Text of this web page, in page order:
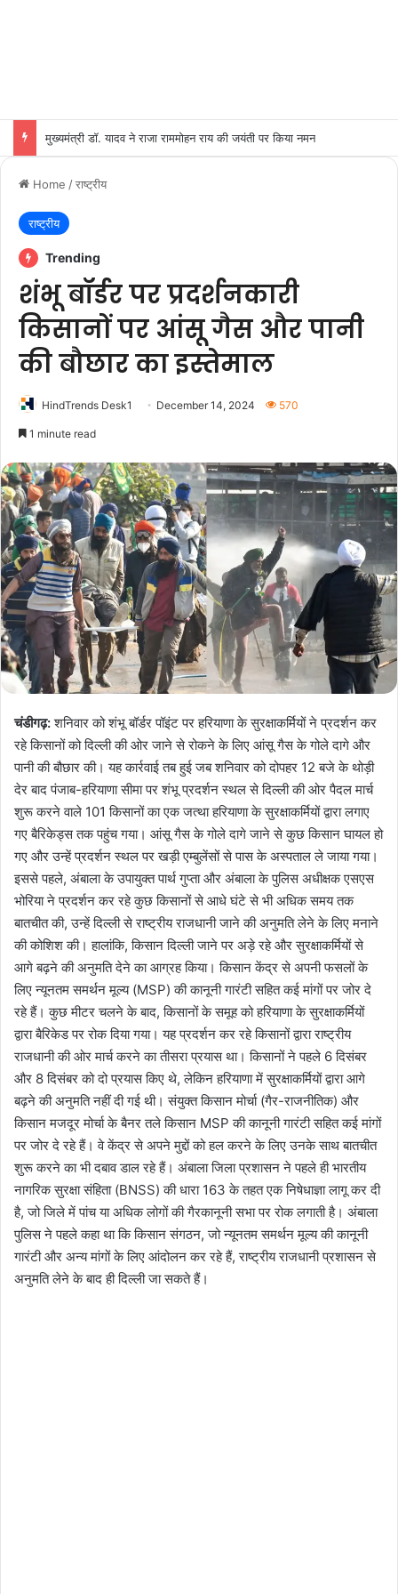
मुख्यमंत्री डॉ. यादव ने राजा राममोहन राय की जयंती पर किया नमन
Home /राष्ट्रीय
राष्ट्रीय
Trending
शंभू बॉर्डर पर प्रदर्शनकारी
किसानों पर आंसू गैस और पानी
की बौछार का इस्तेमाल
HindTrends Desk1 December 14, 2024 570
1 minute read
चंडीगढ़:शनिवार को शंभू बॉर्डर पॉइंट पर हरियाणा के सुरक्षाकर्मियों ने प्रदर्शन कर
रहे किसानों को दिल्ली की ओर जाने से रोकने के लिए आंसू गैस के गोले दागे और
पानी की बौछार की। यह कार्रवाई तब हुई जब शनिवार को दोपहर 12 बजे के थोड़ी
देर बाद पंजाब-हरियाणा सीमा पर शंभू प्रदर्शन स्थल से दिल्ली की ओर पैदल मार्च
शुरू करने वाले 101 किसानों का एक जत्था हरियाणा के सुरक्षाकर्मियों द्वारा लगाए
गए बैरिकेड्स तक पहुंच गया। आंसू गैस के गोले दागे जाने से कुछ किसान घायल हो
गए और उन्हें प्रदर्शन स्थल पर खड़ी एम्बुलेंसों से पास के अस्पताल ले जाया गया।
इससे पहले, अंबाला के उपायुक्त पार्थ गुप्ता और अंबाला के पुलिस अधीक्षक एसएस
भोरिया ने प्रदर्शन कर रहे कुछ किसानों से आधे घंटे से भी अधिक समय तक
बातचीत की, उन्हें दिल्ली से राष्ट्रीय राजधानी जाने की अनुमति लेने के लिए मनाने
की कोशिश की। हालांकि, किसान दिल्ली जाने पर अड़े रहे और सुरक्षाकर्मियों से
आगे बढ़ने की अनुमति देने का आग्रह किया। किसान केंद्र से अपनी फसलों के
लिए न्यूनतम समर्थन मूल्य (MSP) की कानूनी गारंटी सहित कई मांगों पर जोर दे
रहे हैं। कुछ मीटर चलने के बाद, किसानों के समूह को हरियाणा के सुरक्षाकर्मियों
द्वारा बैरिकेड पर रोक दिया गया। यह प्रदर्शन कर रहे किसानों द्वारा राष्ट्रीय
राजधानी की ओर मार्च करने का तीसरा प्रयास था। किसानों ने पहले 6 दिसंबर
और 8 दिसंबर को दो प्रयास किए थे, लेकिन हरियाणा में सुरक्षाकर्मियों द्वारा आगे
बढ़ने की अनुमति नहीं दी गई थी। संयुक्त किसान मोर्चा (गैर-राजनीतिक) और
किसान मजदूर मोर्चा के बैनर तले किसान MSP की कानूनी गारंटी सहित कई मांगों
पर जोर दे रहे हैं। वे केंद्र से अपने मुद्दों को हल करने के लिए उनके साथ बातचीत
शुरू करने का भी दबाव डाल रहे हैं। अंबाला जिला प्रशासन ने पहले ही भारतीय
नागरिक सुरक्षा संहिता (BNSS) की धारा 163 के तहत एक निषेधाज्ञा लागू कर दी
है, जो जिले में पांच या अधिक लोगों की गैरकानूनी सभा पर रोक लगाती है। अंबाला
पुलिस ने पहले कहा था कि किसान संगठन, जो न्यूनतम समर्थन मूल्य की कानूनी
गारंटी और अन्य मांगों के लिए आंदोलन कर रहे हैं, राष्ट्रीय राजधानी प्रशासन से
अनुमति लेने के बाद ही दिल्ली जा सकते हैं।